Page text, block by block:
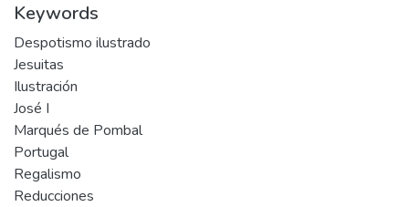
Keywords
Despotismo ilustrado
Jesuitas
Ilustración
José I
Marqués de Pombal
Portugal
Regalismo
Reducciones